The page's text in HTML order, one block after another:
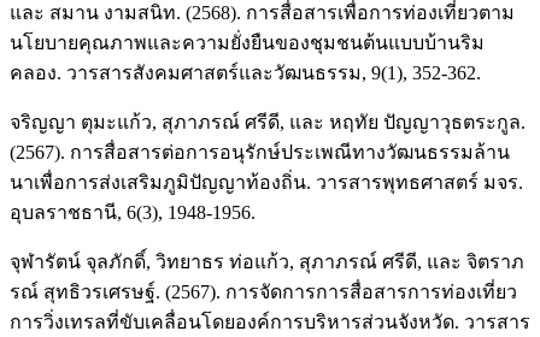
และ สมาน งามสนิท. (2568). การสื่อสารเพื่อการท่องเที่ยวตาม
นโยบายคุณภาพและความยั่งยืนของชุมชนต้นแบบบ้านริม
คลอง. วารสารสังคมศาสตร์และวัฒนธรรม, 9(1), 352-362.
จริญญา ตุมะแก้ว, สุภาภรณ์ ศรีดี, และ หฤทัย ปัญญาวุธตระกูล.
(2567). การสื่อสารต่อการอนุรักษ์ประเพณีทางวัฒนธรรมล้าน
นาเพื่อการส่งเสริมภูมิปัญญาท้องถิ่น. วารสารพุทธศาสตร์ มจร.
อุบลราชธานี, 6(3), 1948-1956.
จุฬารัตน์ จุลภักดิ์, วิทยาธร ท่อแก้ว, สุภาภรณ์ ศรีดี, และ จิตราภ
รณ์ สุทธิวรเศรษฐ์. (2567). การจัดการการสื่อสารการท่องเที่ยว
การวิ่งเทรลที่ขับเคลื่อนโดยองค์การบริหารส่วนจังหวัด. วารสาร